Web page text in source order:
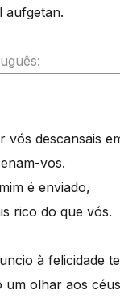
aufgetan.
vós descansais
vos.
é enviado,
rico do que vós.
à felicidade
um olhar aos